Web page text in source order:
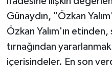
Günaydın, "Özkan
Özkan Yalım'ın
tırnağından
içerisindeler. En son